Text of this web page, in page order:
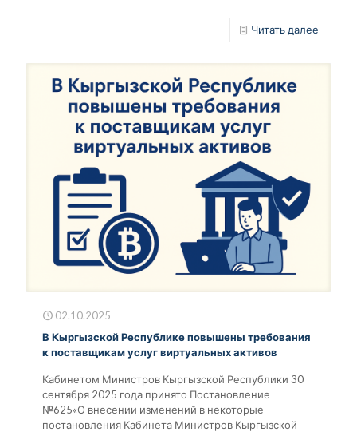
Читать далее
02.10.2025
В Кыргызской Республике повышены требования
к поставщикам услуг виртуальных активов
Кабинетом Министров Кыргызской Республики 30
сентября 2025 года принято Постановление
№625«О внесении изменений в некоторые
постановления Кабинета Министров Кыргызской